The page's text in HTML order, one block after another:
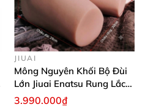
JIUAI
Mông Nguyên Khối Bộ Đùi
Lớn Jiuai Enatsu Rung Lắc
Siêu Thật
3.990.000₫